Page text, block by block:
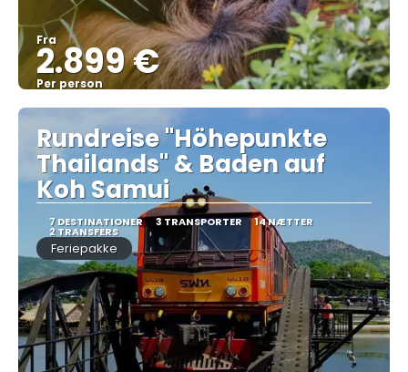
Fra
2.899 €
Per person
Se
Rundreise "Höhepunkte
Thailands" & Baden auf
Koh Samui
7 DESTINATIONER 3 TRANSPORTER 14 NÆTTER
2 TRANSFERS
Feriepakke